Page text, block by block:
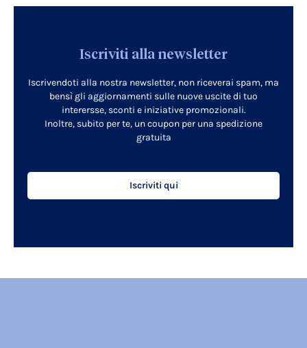
Iscriviti alla newsletter
Iscrivendoti alla nostra newsletter, non riceverai spam, ma
bensì gli aggiornamenti sulle nuove uscite di tuo
interersse, sconti e iniziative promozionali.
Inoltre, subito per te, un coupon per una spedizione
gratuita
Iscriviti qui